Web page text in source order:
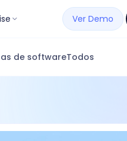
Ver Demo
de softwareTodos